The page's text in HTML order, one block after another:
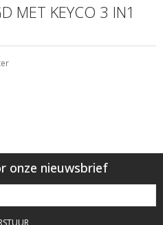
MET KEYCO 3 IN1
onze nieuwsbrief